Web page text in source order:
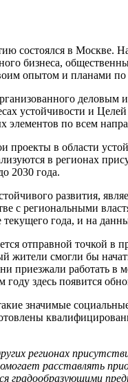
в Москве.
бизнеса,
опытом и планами по
устойчивости и
по всем
проекты в области
в регионах
2030 года.
развития,
с региональными
года, и на
отправной точкой
жители смогли бы
приезжали работать
здесь появится
значимые
регионах
расставлять
градообразующими